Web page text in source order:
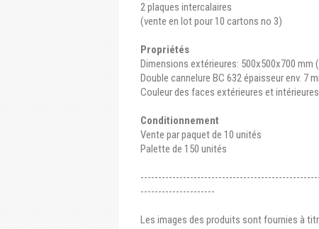
2 plaques intercalaires
(vente en lot pour 10 cartons no 3)
Propriétés
Dimensions extérieures: 500x500x700 mm
Double cannelure BC 632 épaisseur env. 7
Couleur des faces extérieures et
Conditionnement
Vente par paquet de 10 unités
Palette de 150 unités
---------------------
Les images des produits sont fournies à